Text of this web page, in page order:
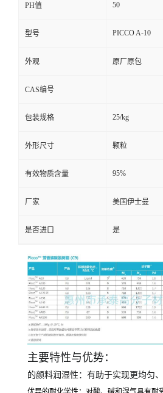
PH值 50
型号 PICCO A-10
外观 原厂原包
CAS编号
包装规格 25/kg
外形尺寸 颗粒
有效物质含量 95%
厂家 美国伊士曼
是否进口 是
主要特性与优势：
的颜料润湿性：有助于实现更均匀